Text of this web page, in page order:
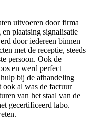
uitvoeren door firma
plaatsing signalisatie
door iedereen binnen
met de receptie, steeds
persoon. Ook de
en werd perfect
bij de afhandeling
ook al was de factuur
van het staal van de
gecertificeerd labo.